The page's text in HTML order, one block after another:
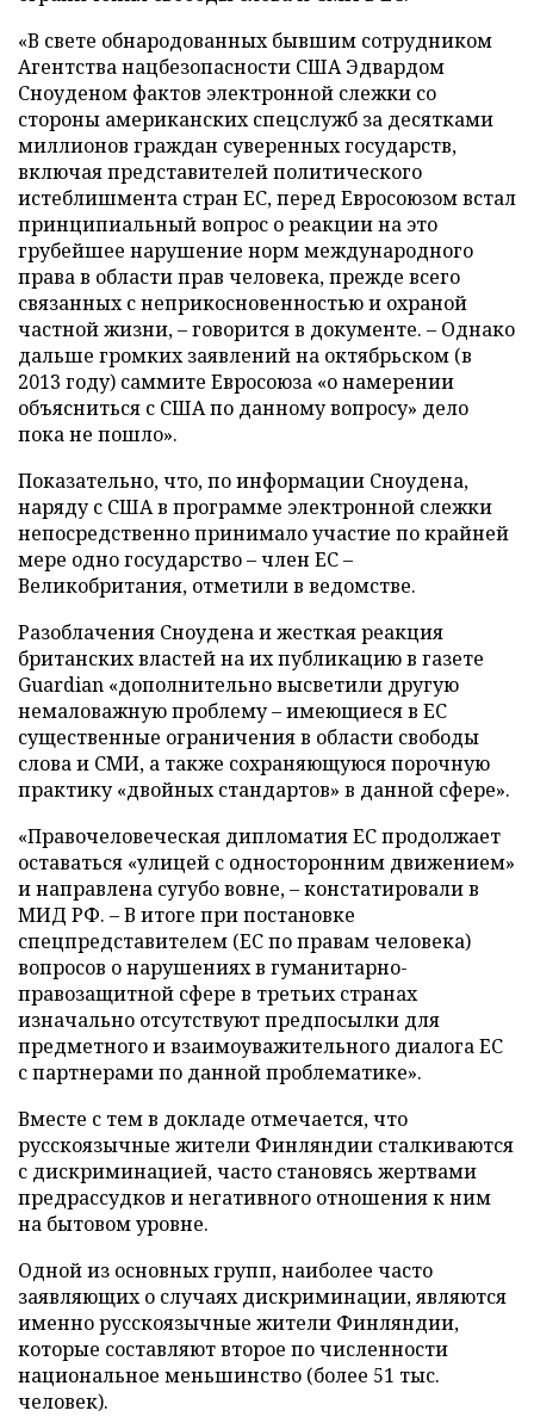
«В свете обнародованных бывшим сотрудником
Агентства нацбезопасности США Эдвардом
Сноуденом фактов электронной слежки со
стороны американских спецслужб за десятками
миллионов граждан суверенных государств,
включая представителей политического
истеблишмента стран ЕС, перед Евросоюзом встал
принципиальный вопрос о реакции на это
грубейшее нарушение норм международного
права в области прав человека, прежде всего
связанных с неприкосновенностью и охраной
частной жизни,–говорится в документе. – Однако
дальше громких заявлений на октябрьском (в
2013 году) саммите Евросоюза «о намерении
объясниться с США по данному вопросу» дело
пока не пошло».
Показательно, что, по информации Сноудена,
наряду с США в программе электронной слежки
непосредственно принимало участие по крайней
мере одно государство–член ЕС–
Великобритания, отметили в ведомстве.
Разоблачения Сноудена и жесткая реакция
британских властей на их публикацию в газете
Guardian «дополнительно высветили другую
немаловажную проблему–имеющиеся в ЕС
существенные ограничения в области свободы
слова и СМИ, а также сохраняющуюся порочную
практику «двойных стандартов» в данной сфере».
«Правочеловеческая дипломатия ЕС продолжает
оставаться «улицей с односторонним движением»
и направлена сугубо вовне,–констатировали в
МИД РФ. –В итоге при постановке
спецпредставителем (ЕС по правам человека)
вопросов о нарушениях в гуманитарно-
правозащитной сфере в третьих странах
изначально отсутствуют предпосылки для
предметного и взаимоуважительного диалога ЕС
с партнерами по данной проблематике».
Вместе с тем в докладе отмечается, что
русскоязычные жители Финляндии сталкиваются
с дискриминацией, часто становясь жертвами
предрассудков и негативного отношения к ним
на бытовом уровне.
Одной из основных групп, наиболее часто
заявляющих о случаях дискриминации, являются
именно русскоязычные жители Финляндии,
которые составляют второе по численности
национальное меньшинство (более 51 тыс.
человек).